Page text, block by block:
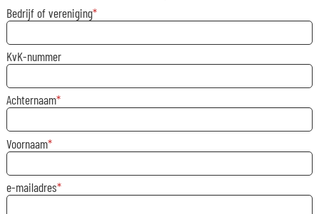
Bedrijf of vereniging
KvK-nummer
Achternaam
Voornaam
e-mailadres